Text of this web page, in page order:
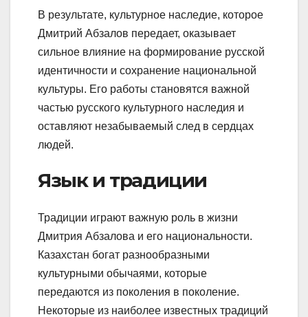
В результате, культурное наследие, которое
Дмитрий Абзалов передает, оказывает
сильное влияние на формирование русской
идентичности и сохранение национальной
культуры. Его работы становятся важной
частью русского культурного наследия и
оставляют незабываемый след в сердцах
людей.
Язык и традиции
Традиции играют важную роль в жизни
Дмитрия Абзалова и его национальности.
Казахстан богат разнообразными
культурными обычаями, которые
передаются из поколения в поколение.
Некоторые из наиболее известных традиций